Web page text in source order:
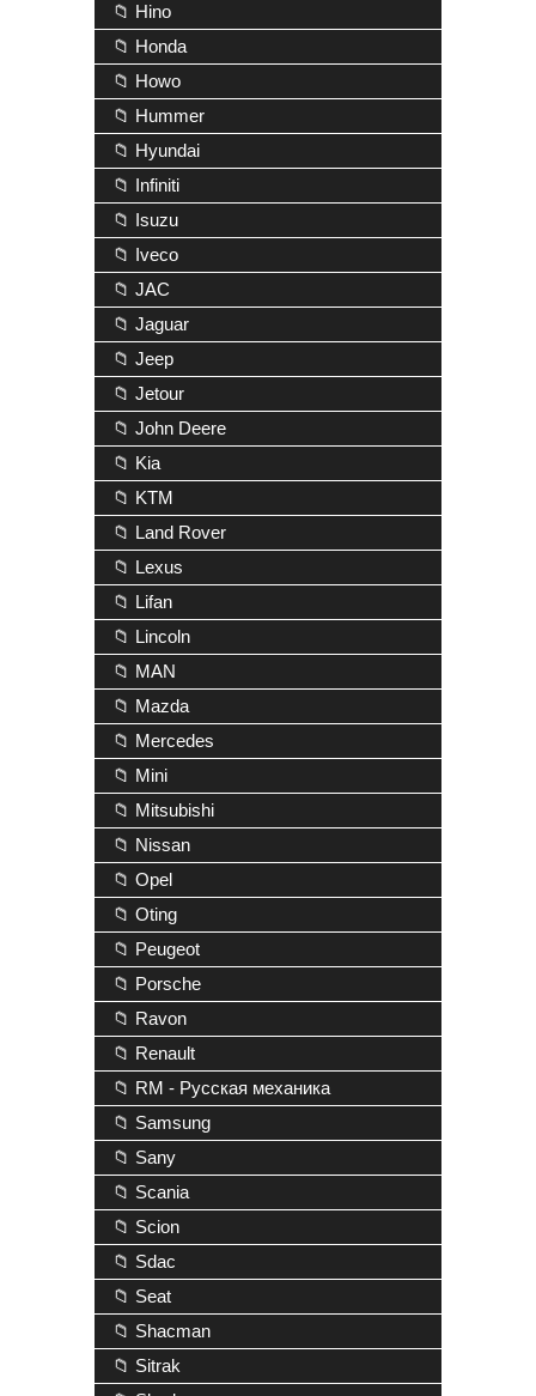
📁 Hino
📁 Honda
📁 Howo
📁 Hummer
📁 Hyundai
📁 Infiniti
📁 Isuzu
📁 Iveco
📁 JAC
📁 Jaguar
📁 Jeep
📁 Jetour
📁 John Deere
📁 Kia
📁 KTM
📁 Land Rover
📁 Lexus
📁 Lifan
📁 Lincoln
📁 MAN
📁 Mazda
📁 Mercedes
📁 Mini
📁 Mitsubishi
📁 Nissan
📁 Opel
📁 Oting
📁 Peugeot
📁 Porsche
📁 Ravon
📁 Renault
📁 RM - Русская механика
📁 Samsung
📁 Sany
📁 Scania
📁 Scion
📁 Sdac
📁 Seat
📁 Shacman
📁 Sitrak